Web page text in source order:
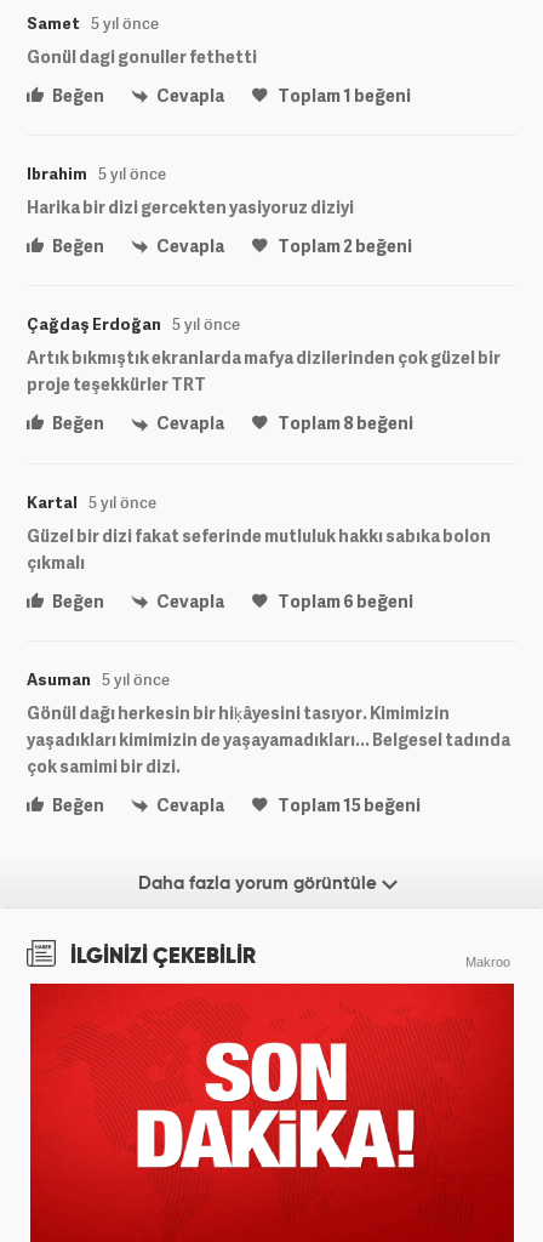
Samet 5 yıl önce
Gonül dagi gonuller fethetti
Beğen
Cevapla Toplam1 beğeni
Ibrahim 5 yıl önce
Harika bir dizi gercekten yasiyoruz diziyi
Beğen
Cevapla Toplam2beğeni
Çağdaş Erdoğan 5 yıl önce
Artık bıkmıştık ekranlarda mafya dizilerinden çok güzel bir
proje teşekkürler TRT
Beğen
Cevapla Toplam8beğeni
Kartal 5 yıl önce
Güzel bir dizi fakat seferinde mutluluk hakkı sabıka bolon
çıkmalı
Beğen
Cevapla Toplam6 beğeni
Asuman 5 yıl önce
Gönül dağı herkesin bir hiķâyesini tasıyor. Kimimizin
yaşadıkları kimimizin de yaşayamadıkları... Belgesel tadında
çok samimi bir dizi.
Beğen
Cevapla Toplam15beğeni
Daha fazla yorum görüntüle
İLGİNİZİ ÇEKEBİLİR Makroo